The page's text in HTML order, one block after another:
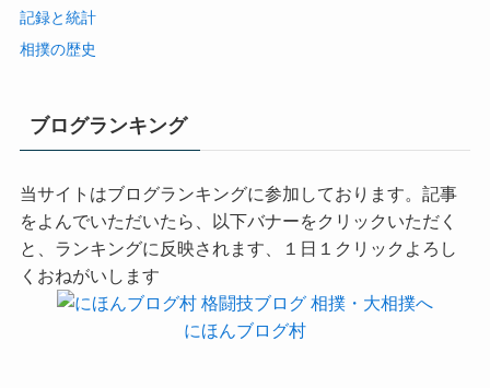
記録と統計
相撲の歴史
ブログランキング
当サイトはブログランキングに参加しております。記事
をよんでいただいたら、以下バナーをクリックいただく
と、ランキングに反映されます、１日１クリックよろし
くおねがいします
にほんブログ村